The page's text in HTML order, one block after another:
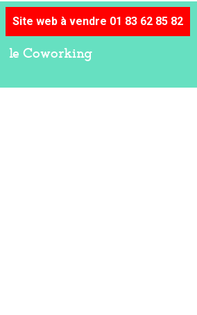
Site web à vendre 01 83 62 85 82
le Coworking